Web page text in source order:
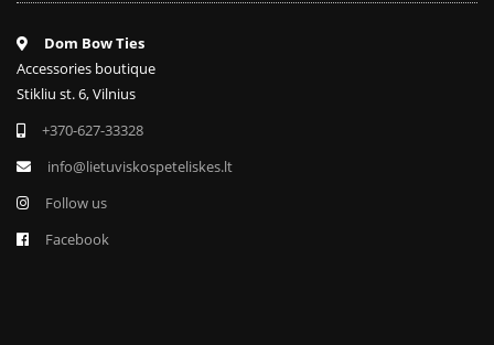
Dom Bow Ties
Accessories boutique
Stikliu st. 6, Vilnius
+370-627-33328
info@lietuviskospeteliskes.lt
Follow us
Facebook